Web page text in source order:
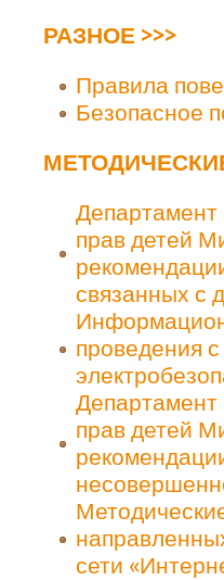
РАЗНОЕ >>>
Правила
Безопасное
Департамент
прав детей
связанных с
проведения
Департамент
прав детей
сети